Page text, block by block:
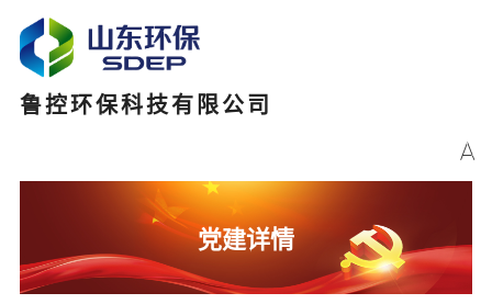
鲁控环保科技有限公司

党建详情